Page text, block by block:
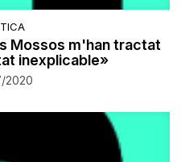
Mossos m'han tractat
inexplicable»
2020